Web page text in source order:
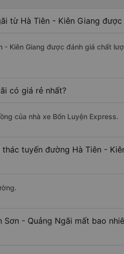
từ Hà Tiên - Kiên Giang
- Kiên Giang được đánh giá chất
có giá rẻ nhất?
của nhà xe Bốn Luyện Express.
tuyến đường Hà Tiên -
Sơn - Quảng Ngãi mất bao